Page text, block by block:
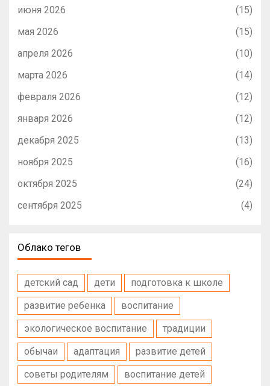
июня 2026
(15)
мая 2026
(15)
апреля 2026
(10)
марта 2026
(14)
февраля 2026
(12)
января 2026
(12)
декабря 2025
(13)
ноября 2025
(16)
октября 2025
(24)
сентября 2025
(4)
Облако тегов
детский сад дети
подготовка к школе
развитие ребенка
воспитание
экологическое воспитание
традиции
обычаи
адаптация
развитие детей
советы родителям
воспитание детей